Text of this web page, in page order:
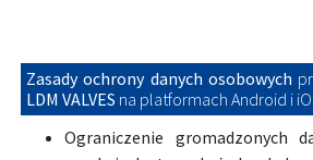
Zasady ochrony danych osobowych
LDM VALVES na platformach Android i
Ograniczenie gromadzonych